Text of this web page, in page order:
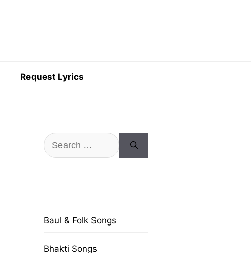
Request Lyrics
Search
for:
Baul & Folk Songs
Bhakti Songs